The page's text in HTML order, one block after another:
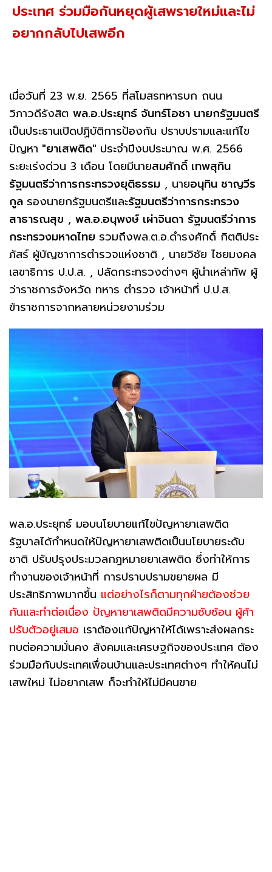
ประเทศ ร่วมมือกันหยุดผู้เสพรายใหม่และไม่
อยากกลับไปเสพอีก
เมื่อวันที่ 23 พ.ย. 2565 ที่สโมสรทหารบก ถนน
วิภาวดีรังสิต พล.อ.ประยุทธ์ จันทร์โอชา นายกรัฐมนตรี
เป็นประธานเปิดปฏิบัติการป้องกัน ปราบปรามและแก้ไข
ปัญหา "ยาเสพติด" ประจำปีงบประมาณ พ.ศ. 2566
ระยะเร่งด่วน 3 เดือน โดยมีนายสมศักดิ์ เทพสุทิน
รัฐมนตรีว่าการกระทรวงยุติธรรม , นายอนุทิน ชาญวีร
กูล รองนายกรัฐมนตรีและรัฐมนตรีว่าการกระทรวง
สาธารณสุข , พล.อ.อนุพงษ์ เผ่าจินดา รัฐมนตรีว่าการ
กระทรวงมหาดไทย รวมถึงพล.ต.อ.ดำรงศักดิ์ กิตติประ
ภัสร์ ผู้บัญชาการตำรวจแห่งชาติ , นายวิชัย ไชยมงคล
เลขาธิการ ป.ป.ส. , ปลัดกระทรวงต่างๆ ผู้นำเหล่าทัพ ผู้
ว่าราชการจังหวัด ทหาร ตำรวจ เจ้าหน้าที่ ป.ป.ส.
ข้าราชการจากหลายหน่วยงามร่วม
พล.อ.ประยุทธ์ มอบนโยบายแก้ไขปัญหายาเสพติด
รัฐบาลได้กำหนดให้ปัญหายาเสพติดเป็นนโยบายระดับ
ชาติ ปรับปรุงประมวลกฎหมายยาเสพติด ซึ่งทำให้การ
ทำงานของเจ้าหน้าที่ การปราบปรามขยายผล มี
ประสิทธิภาพมากขึ้น แต่อย่างไรก็ตามทุกฝ่ายต้องช่วย
กันและทำต่อเนื่อง ปัญหายาเสพติดมีความซับซ้อน ผู้ค้า
ปรับตัวอยู่เสมอ เราต้องแก้ปัญหาให้ได้เพราะส่งผลกระ
ทบต่อความมั่นคง สังคมและเศรษฐกิจของประเทศ ต้อง
ร่วมมือกับประเทศเพื่อนบ้านและประเทศต่างๆ ทำให้คนไม่
เสพใหม่ ไม่อยากเสพ ก็จะทำให้ไม่มีคนขาย